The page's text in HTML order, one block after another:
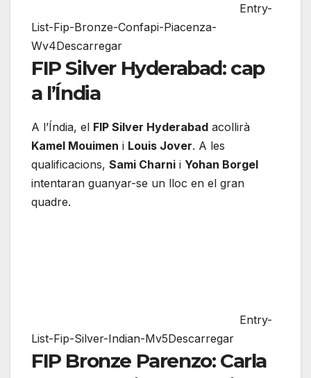
Entry-
List-Fip-Bronze-Confapi-Piacenza-
Wv4Descarregar
FIP Silver Hyderabad: cap
a l’Índia
A l’Índia, el FIP Silver Hyderabad acollirà
Kamel Mouimen i Louis Jover. A les
qualificacions, Sami Charni i Yohan Borgel
intentaran guanyar-se un lloc en el gran
quadre.
Entry-
List-Fip-Silver-Indian-Mv5Descarregar
FIP Bronze Parenzo: Carla